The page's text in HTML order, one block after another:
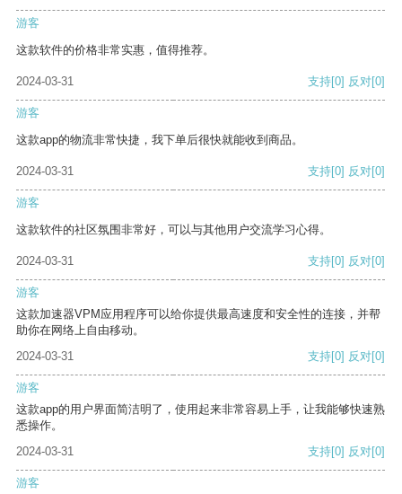
游客
这款软件的价格非常实惠，值得推荐。
2024-03-31 支持[0] 反对[0]
游客
这款app的物流非常快捷，我下单后很快就能收到商品。
2024-03-31 支持[0] 反对[0]
游客
这款软件的社区氛围非常好，可以与其他用户交流学习心得。
2024-03-31 支持[0] 反对[0]
游客
这款加速器VPM应用程序可以给你提供最高速度和安全性的连接，并帮
助你在网络上自由移动。
2024-03-31
支持[0] 反对[0]
游客
这款app的用户界面简洁明了，使用起来非常容易上手，让我能够快速熟
悉操作。
2024-03-31
支持[0] 反对[0]
游客